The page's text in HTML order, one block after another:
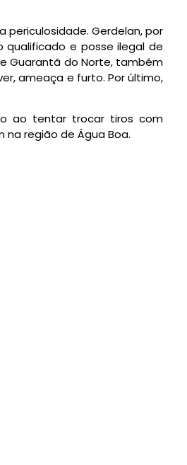
periculosidade. Gerdelan, por
qualificado e posse ilegal de
Guarantã do Norte, também
ameaça e furto. Por último,
ao tentar trocar tiros com
na região de Água Boa.